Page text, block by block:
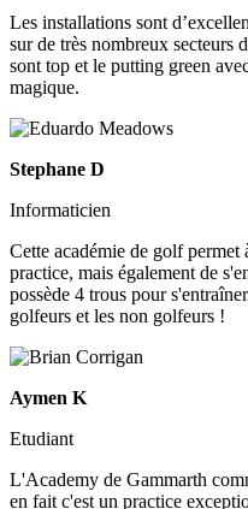
Les installations sont
sur de très nombreux secteurs
sont top et le putting green
magique.
Stephane D
Informaticien
Cette académie de golf
practice, mais également de
possède 4 trous pour
golfeurs et les non golfeurs !
Aymen K
Etudiant
L'Academy de Gammarth
en fait c'est un practice